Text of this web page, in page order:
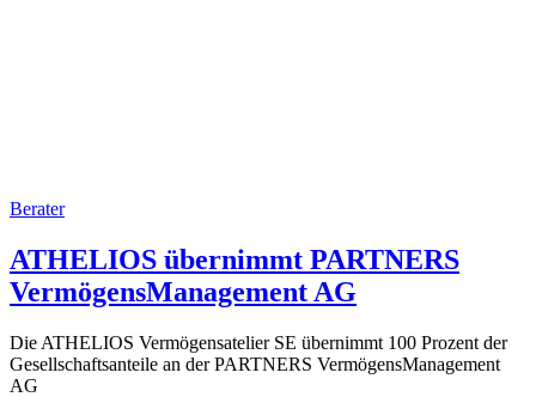
Berater
ATHELIOS übernimmt PARTNERS
VermögensManagement AG
Die ATHELIOS Vermögensatelier SE übernimmt 100 Prozent der
Gesellschaftsanteile an der PARTNERS VermögensManagement
AG